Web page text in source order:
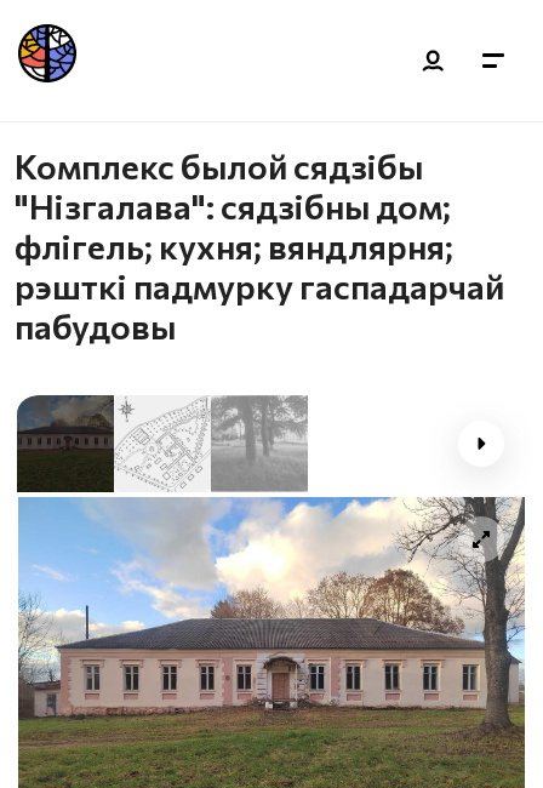
Комплекс былой сядзібы
"Нізгалава": сядзібны дом;
флігель; кухня; вяндлярня;
рэшткі падмурку гаспадарчай
пабудовы